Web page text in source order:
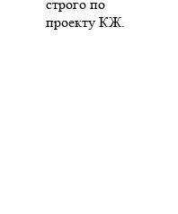
строго по
проекту КЖ.